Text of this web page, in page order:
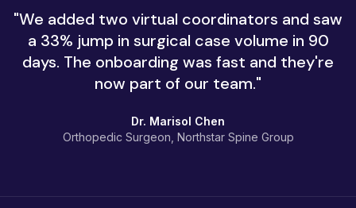
"We added two virtual coordinators and saw
a 33% jump in surgical case volume in 90
days. The onboarding was fast and they're
now part of our team."
Dr. Marisol Chen
Orthopedic Surgeon, Northstar Spine Group